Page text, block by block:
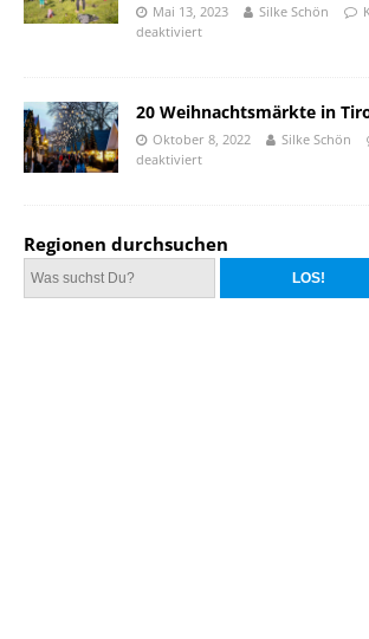
Mai 13, 2023 Silke Schön
deaktiviert
20 Weihnachtsmärkte in
Oktober 8, 2022 Silke Schön
deaktiviert
Regionen durchsuchen